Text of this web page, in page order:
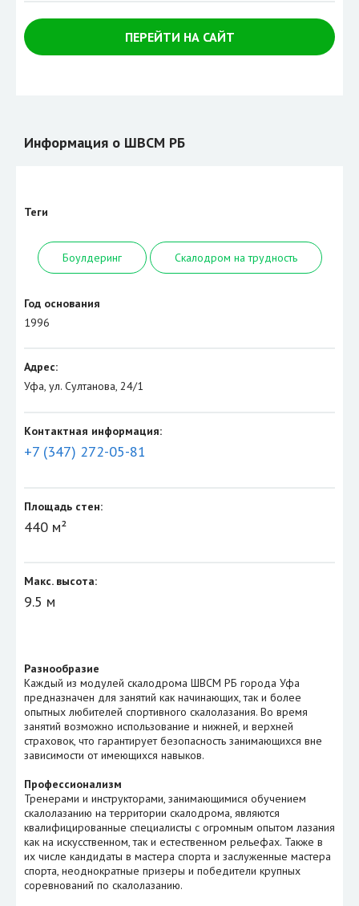
ПЕРЕЙТИ НА САЙТ
Информация о ШВСМ РБ
Теги
Боулдеринг Скалодром на трудность
Год основания
1996
Адрес:
Уфа, ул. Султанова, 24/1
Контактная информация:
+7 (347) 272-05-81
Площадь стен:
440 м²
Макс. высота:
9.5 м
Разнообразие
Каждый из модулей скалодрома ШВСМ РБ города Уфа
предназначен для занятий как начинающих, так и более
опытных любителей спортивного скалолазания. Во время
занятий возможно использование и нижней, и верхней
страховок, что гарантирует безопасность занимающихся вне
зависимости от имеющихся навыков.
Профессионализм
Тренерами и инструкторами, занимающимися обучением
скалолазанию на территории скалодрома, являются
квалифицированные специалисты с огромным опытом лазания
как на искусственном, так и естественном рельефах. Также в
их числе кандидаты в мастера спорта и заслуженные мастера
спорта, неоднократные призеры и победители крупных
соревнований по скалолазанию.